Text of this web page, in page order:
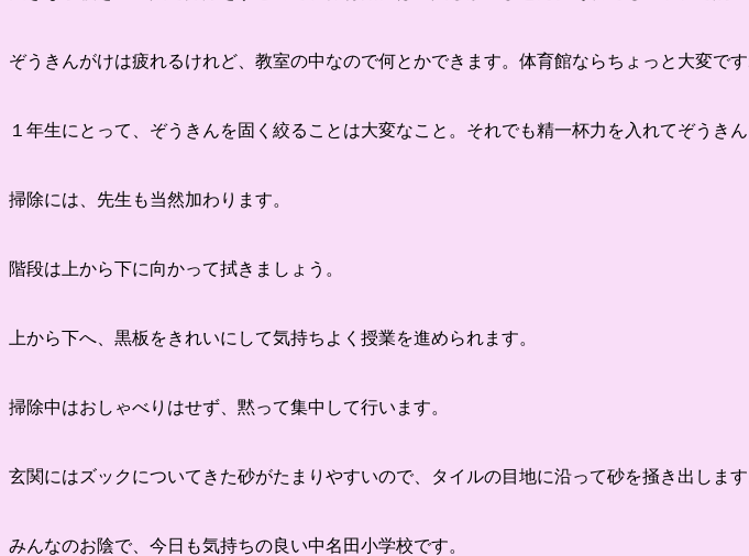
ぞうきんがけは疲れるけれど、教室の中なので何とかできます。体育館ならちょっと大変です
１年生にとって、ぞうきんを固く絞ることは大変なこと。それでも精一杯力を入れてぞうきん
掃除には、先生も当然加わります。
階段は上から下に向かって拭きましょう。
上から下へ、黒板をきれいにして気持ちよく授業を進められます。
掃除中はおしゃべりはせず、黙って集中して行います。
玄関にはズックについてきた砂がたまりやすいので、タイルの目地に沿って砂を掻き出します
みんなのお陰で、今日も気持ちの良い中名田小学校です。